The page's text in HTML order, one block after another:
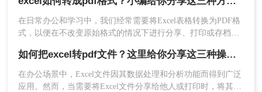
改，还是为了更方便地分享和打印，将Excel转换为PDF都是一
个实用的技能。那么如何将Excel转换成PDF呢？下面详细介绍
几种将Excel转换为PDF的方法。
​在日常办公和学习中，我们经常需要将Excel表格转换为PDF格
式，以便在不改变原始格式的情况下进行分享、打印或存档。
件转换为PDF格式的方法，帮助读者轻松完成转换。
如何把excel转pdf文件？这里给你分享这三种操作方法！
在办公场景中，Excel文件因其数据处理和分析功能而得到广泛
应用。然而，当需要将Excel文件分享给他人或打印时，将其转